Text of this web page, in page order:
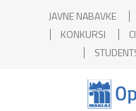
JAVNE NABAVKE
KONKURSI